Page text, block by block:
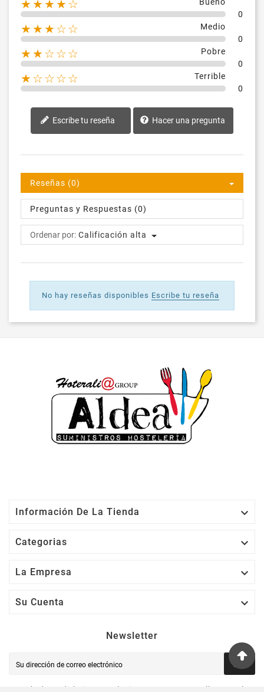
★★★★☆
Bueno
0
★★★☆☆
Medio
0
★★☆☆☆
Pobre
0
★☆☆☆☆
Terrible
0
Escribe tu reseña Hacer una pregunta
Reseñas (0)
Preguntas y Respuestas (0)
Ordenar por: Calificación alta
No hay reseñas disponibles Escribe tu reseña
Información De La Tienda 
Categorias 
La Empresa 
Su Cuenta 
Newsletter
OK
Puede darse de baja en cualquier momento. Para ello, consulte